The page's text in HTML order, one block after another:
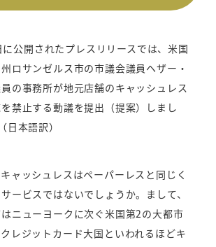
公開されたプレスリリースでは、米国
ロサンゼルス市の市議会議員ヘザー・
の事務所が地元店舗のキャッシュレス
禁止する動議を提出（提案）しまし
本語訳）
ャッシュレスはペーパーレスと同じく
ービスではないでしょうか。まして、
ニューヨークに次ぐ米国第2の大都市
レジットカード大国といわれるほどキ